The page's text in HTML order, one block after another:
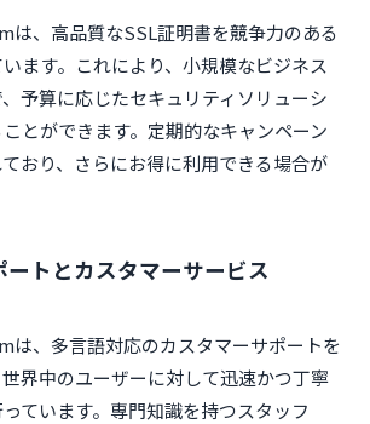
は、高品質なSSL証明書を競争力のある
ます。これにより、小規模なビジネス
予算に応じたセキュリティソリューシ
とができます。定期的なキャンペーン
おり、さらにお得に利用できる場合が
ートとカスタマーサービス
は、多言語対応のカスタマーサポートを
界中のユーザーに対して迅速かつ丁寧
ています。専門知識を持つスタッフ